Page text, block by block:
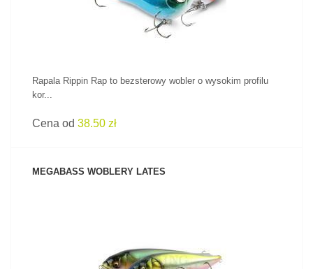
Rapala Rippin Rap to bezsterowy wobler o wysokim profilu
kor...
Cena od 38.50 zł
MEGABASS WOBLERY LATES